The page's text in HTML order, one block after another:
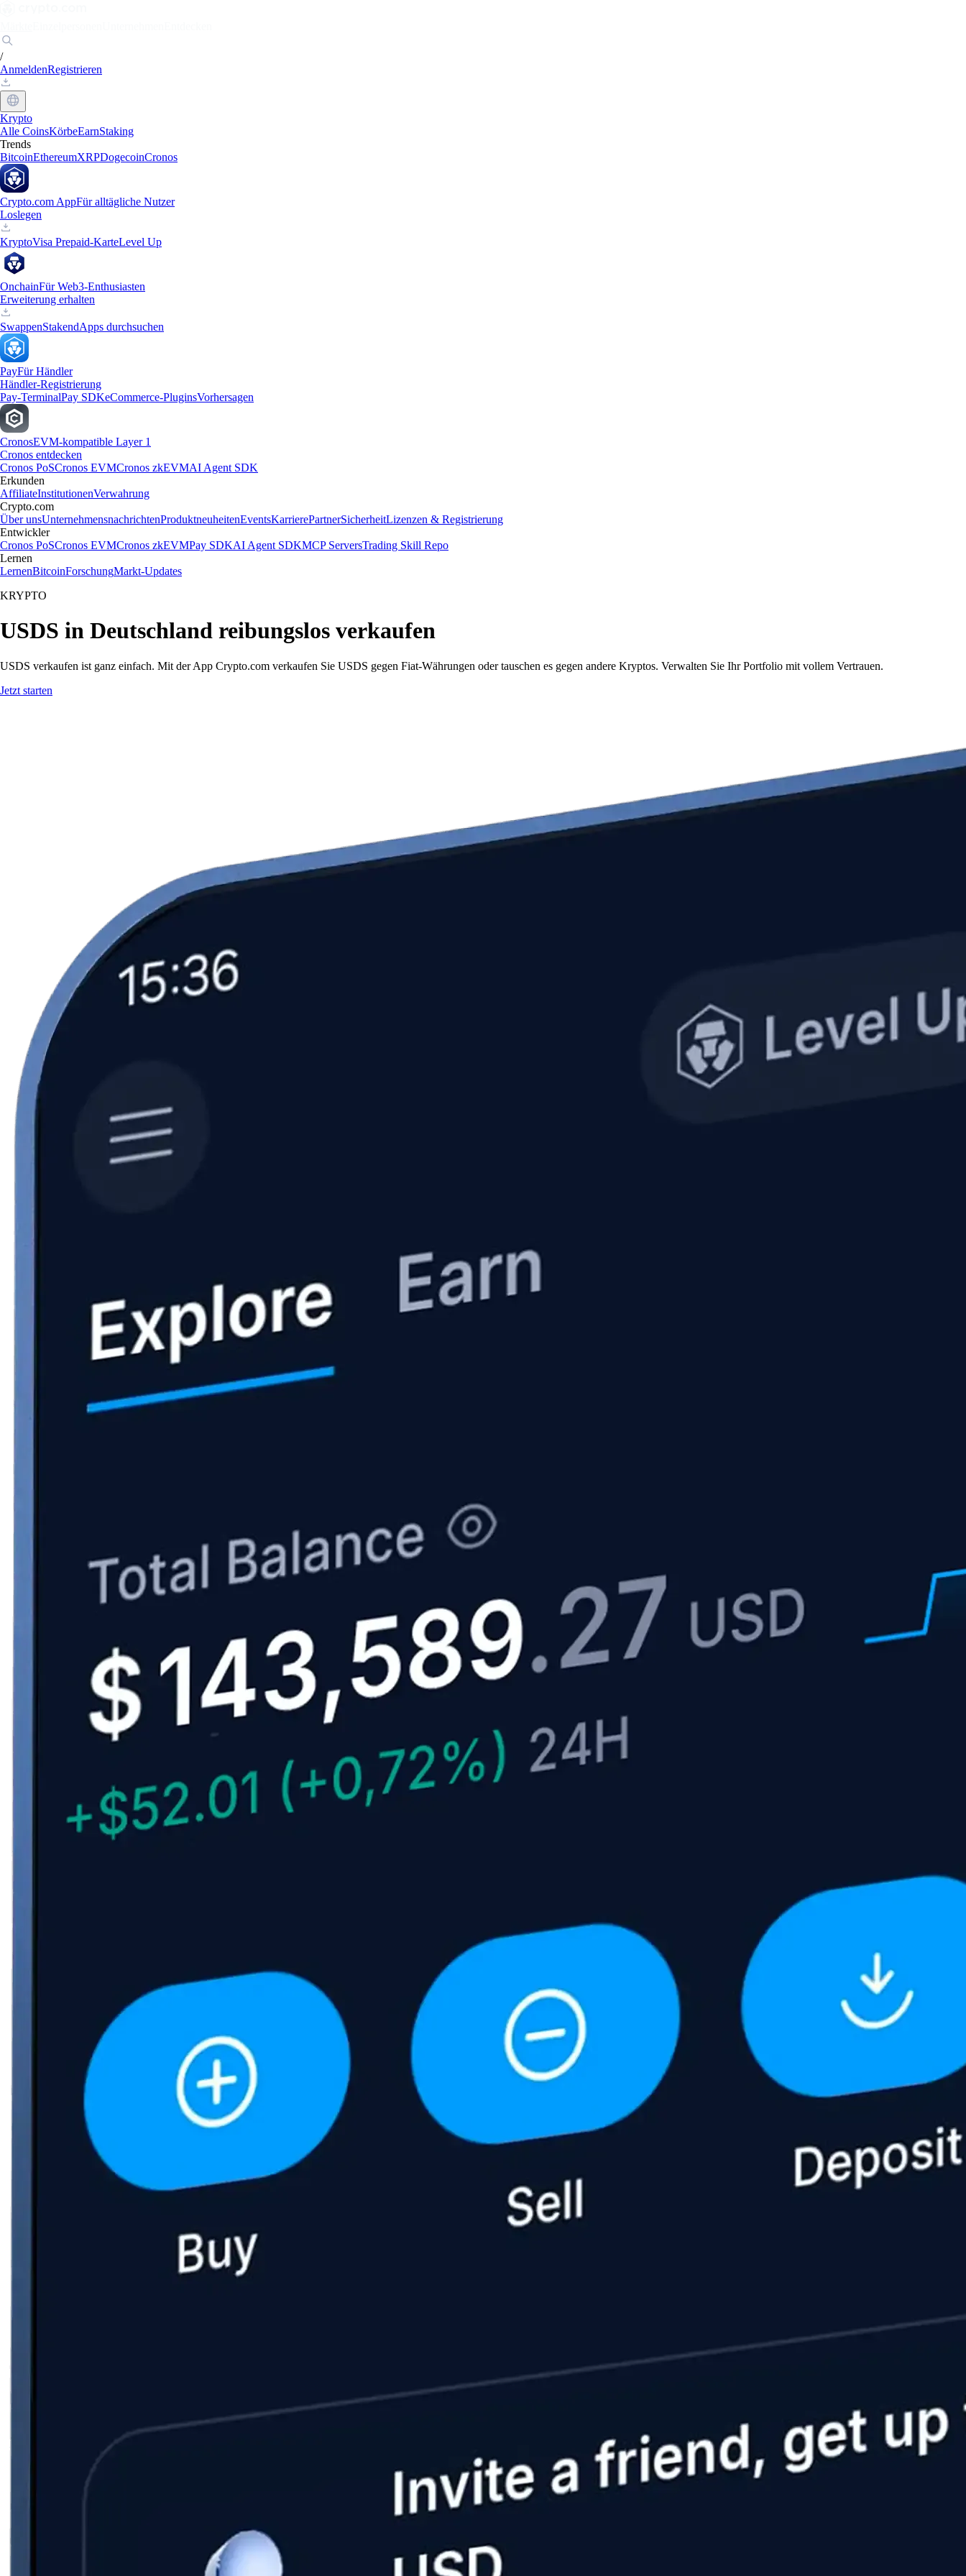
/
AnmeldenRegistrieren
Krypto
Alle CoinsKörbeEarnStaking
Trends
BitcoinEthereumXRPDogecoinCronos
Crypto.com AppFür alltägliche Nutzer
Loslegen
KryptoVisa Prepaid-KarteLevel Up
OnchainFür Web3-Enthusiasten
Erweiterung erhalten
SwappenStakendApps durchsuchen
PayFür Händler
Händler-Registrierung
Pay-TerminalPay SDKeCommerce-PluginsVorhersagen
CronosEVM-kompatible Layer 1
Cronos entdecken
Cronos PoSCronos EVMCronos zkEVMAI Agent SDK
Erkunden
AffiliateInstitutionenVerwahrung
Crypto.com
Über unsUnternehmensnachrichtenProduktneuheitenEventsKarrierePartnerSicherheitLizenzen & Registrierung
Entwickler
Cronos PoSCronos EVMCronos zkEVMPay SDKAI Agent SDKMCP ServersTrading Skill Repo
Lernen
LernenBitcoinForschungMarkt-Updates
KRYPTO
USDS in Deutschland reibungslos verkaufen
USDS verkaufen ist ganz einfach. Mit der App Crypto.com verkaufen Sie USDS gegen Fiat-Währungen oder tauschen es gegen andere Kryptos. Verwalten Sie Ihr Portfolio mit vollem Vertrauen.
Jetzt starten